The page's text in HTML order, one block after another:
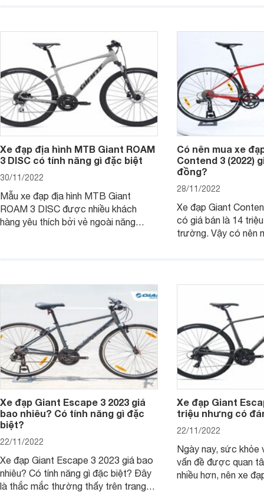
hiện nay?
Xe đạp địa hình MTB Giant ROAM
3 DISC có tính năng gì đặc biệt
30/11/2022
Mẫu xe đạp địa hình MTB Giant
ROAM 3 DISC được nhiều khách
hàng yêu thích bởi vẻ ngoài năng
Có nên mua xe
Contend 3 (2022)
đồng?
28/11/2022
Xe đạp Giant
có giá bán là 14
trường. Vậy có nên
Xe đạp Giant Escape 3 2023 giá
bao nhiêu? Có tính năng gì đặc
biệt?
22/11/2022
Xe đạp Giant Escape 3 2023 giá bao
nhiêu? Có tính năng gì đặc biệt? Đây
là thắc mắc thường thấy trên trang
Xe đạp Giant
triệu nhưng có
22/11/2022
Ngày nay, sức khỏe
vấn đề được quan
nhiều hơn, nên xe